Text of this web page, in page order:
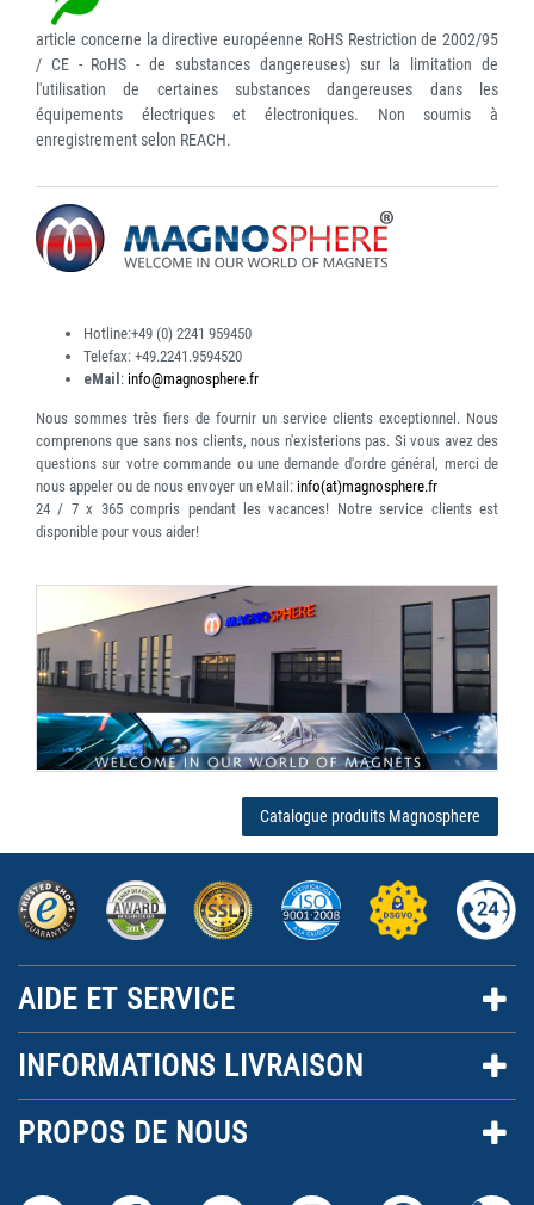
article concerne la directive européenne RoHS Restriction de 2002/95
/ CE - RoHS - de substances dangereuses) sur la limitation de
l'utilisation de certaines substances dangereuses dans les
équipements électriques et électroniques. Non soumis à
enregistrement selon REACH.
Hotline:+49 (0) 2241 959450
Telefax: +49.2241.9594520
eMail : info@magnosphere.fr
Nous sommes très fiers de fournir un service clients exceptionnel. Nous
comprenons que sans nos clients, nous n'existerions pas. Si vous avez des
questions sur votre commande ou une demande d'ordre général, merci de
nous appeler ou de nous envoyer un eMail: info(at)magnosphere.fr
24 / 7 x 365compris pendant les vacances! Notre service clients est
disponible pour vous aider!
Catalogue produits Magnosphere
AIDE ET SERVICE
INFORMATIONS LIVRAISON
PROPOS DE NOUS